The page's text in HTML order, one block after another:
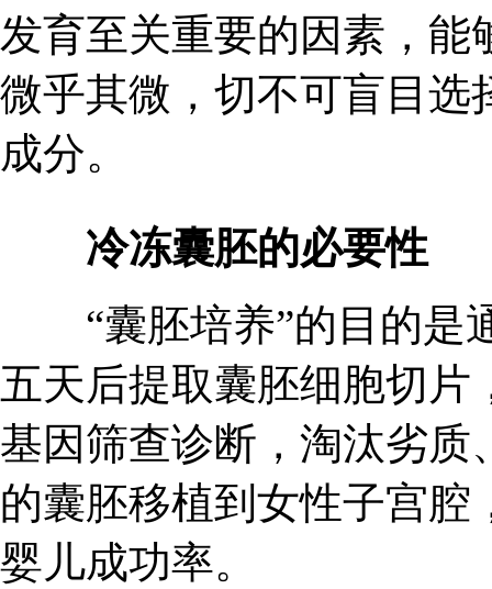
发育至关重要的因素，能
微乎其微，切不可盲目选
成分。
冷冻囊胚的必要性
“囊胚培养”的目的是
五天后提取囊胚细胞切片
基因筛查诊断，淘汰劣质
的囊胚移植到女性子宫
婴儿成功率。